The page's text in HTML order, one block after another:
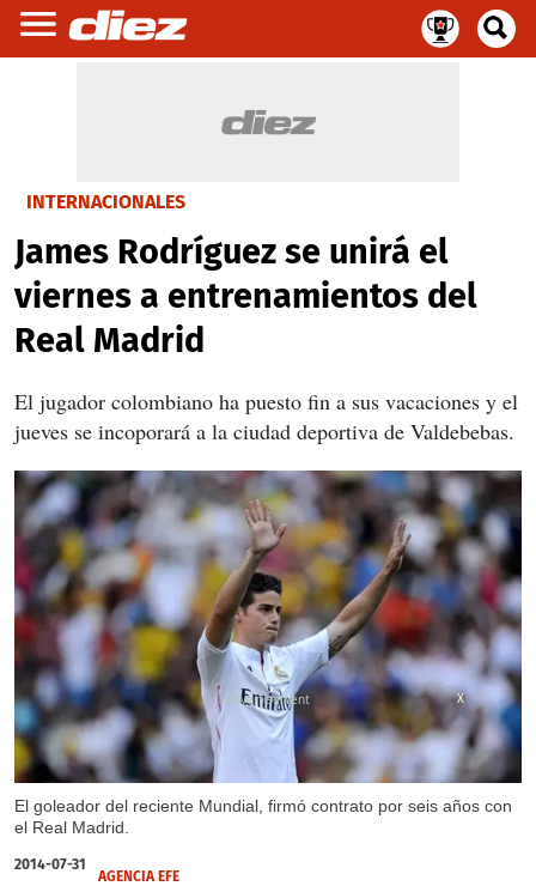
INTERNACIONALES
James Rodríguez se unirá el
viernes a entrenamientos del
Real Madrid
El jugador colombiano ha puesto fin a sus vacaciones y el
jueves se incoporará a la ciudad deportiva de Valdebebas.
El goleador del reciente Mundial, firmó contrato por seis años con
el Real Madrid.
X
2014-07-31
AGENCIA EFE